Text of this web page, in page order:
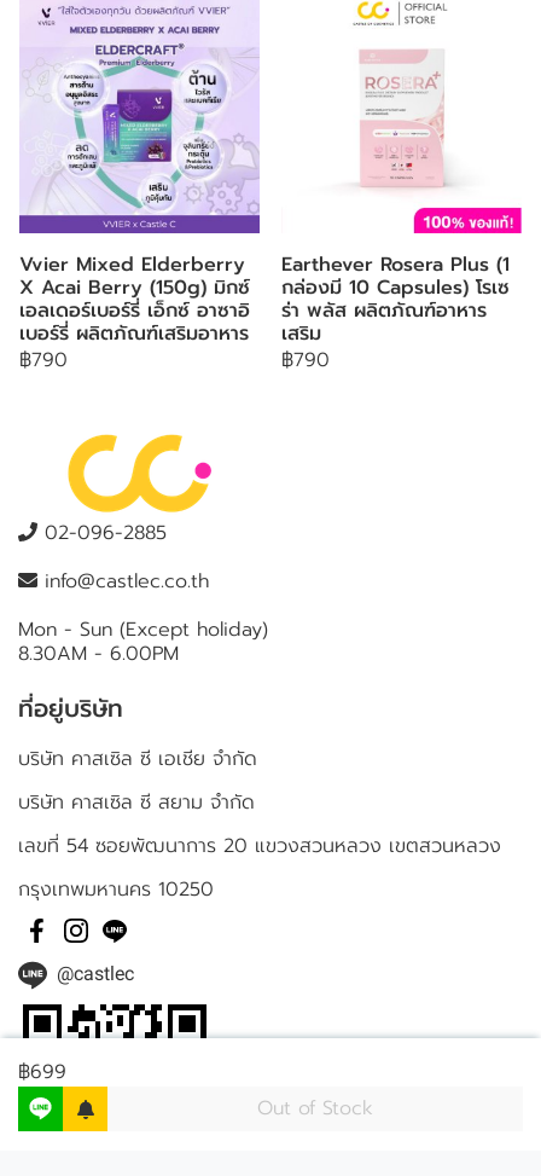
Vvier Mixed Elderberry
X Acai Berry (150g) มิกซ์
เอลเดอร์เบอร์รี่ เอ็กซ์ อาซาอิ
เบอร์รี่ ผลิตภัณฑ์เสริมอาหาร
฿790
Earthever Rosera Plus (1
กล่องมี 10 Capsules) โรเซ
ร่า พลัส ผลิตภัณฑ์อาหาร
เสริม
฿790
฿699
Out of Stock
02-096-2885
info@castlec.co.th
Mon - Sun (Except holiday)
8.30AM - 6.00PM
ที่อยู่บริษัท
บริษัท คาสเซิล ซี เอเชีย จำกัด
บริษัท คาสเซิล ซี สยาม จำกัด
เลขที่ 54 ซอยพัฒนาการ 20 แขวงสวนหลวง เขตสวนหลวง
กรุงเทพมหานคร 10250
@castlec